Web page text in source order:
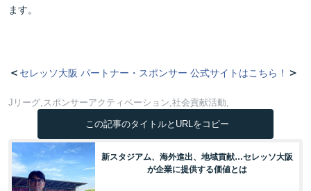
ます。
＜ セレッソ大阪 パートナー・スポンサー 公式サイトはこちら！ ＞
Jリーグ スポンサーアクティベーション 社会貢献活動
この記事のタイトルとURLをコピー
新スタジアム、海外進出、地域貢献…セレッソ大阪
が企業に提供する価値とは